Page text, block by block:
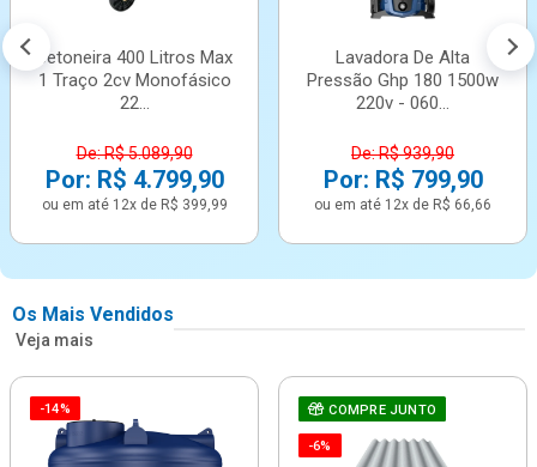
Betoneira 400 Litros Max
1 Traço 2cv Monofásico
22...
De: R$ 5.089,90
Por: R$ 4.799,90
ou em até 12x de R$ 399,99
Lavadora De Alta
Pressão Ghp 180 1500w
220v - 060...
De: R$ 939,90
Por: R$ 799,90
ou em até 12x de R$ 66,66
Os Mais Vendidos
Veja mais
-14% COMPRE JUNTO
-6%